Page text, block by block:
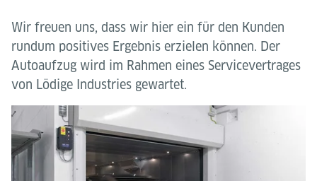
Wir freuen uns, dass wir hier ein für den Kunden
rundum positives Ergebnis erzielen können. Der
Autoaufzug wird im Rahmen eines Servicevertrages
von Lödige Industries gewartet.